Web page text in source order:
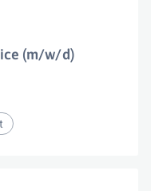
(m/w/d)